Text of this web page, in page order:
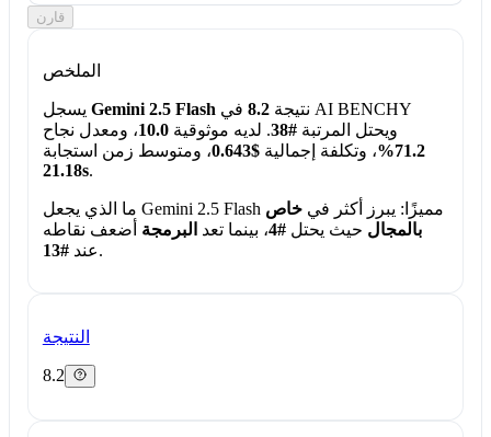
قارن
الملخص
Gemini 2.5 Flash نتيجة8.2 في AI BENCHY
ويحتل المرتبة#38 . لديه موثوقية10.0، ومعدل نجاح
71.2%
، وتكلفة إجمالية$0.643
، ومتوسط زمن استجابة
21.18s.
ما الذي يجعل Gemini 2.5 Flash مميزًا: يبرز أكثر فيخاص
بالمجال حيث يحتل#4 ، بينما تعد البرمجة أضعف نقاطه
عند#13 .
النتيجة
8.2